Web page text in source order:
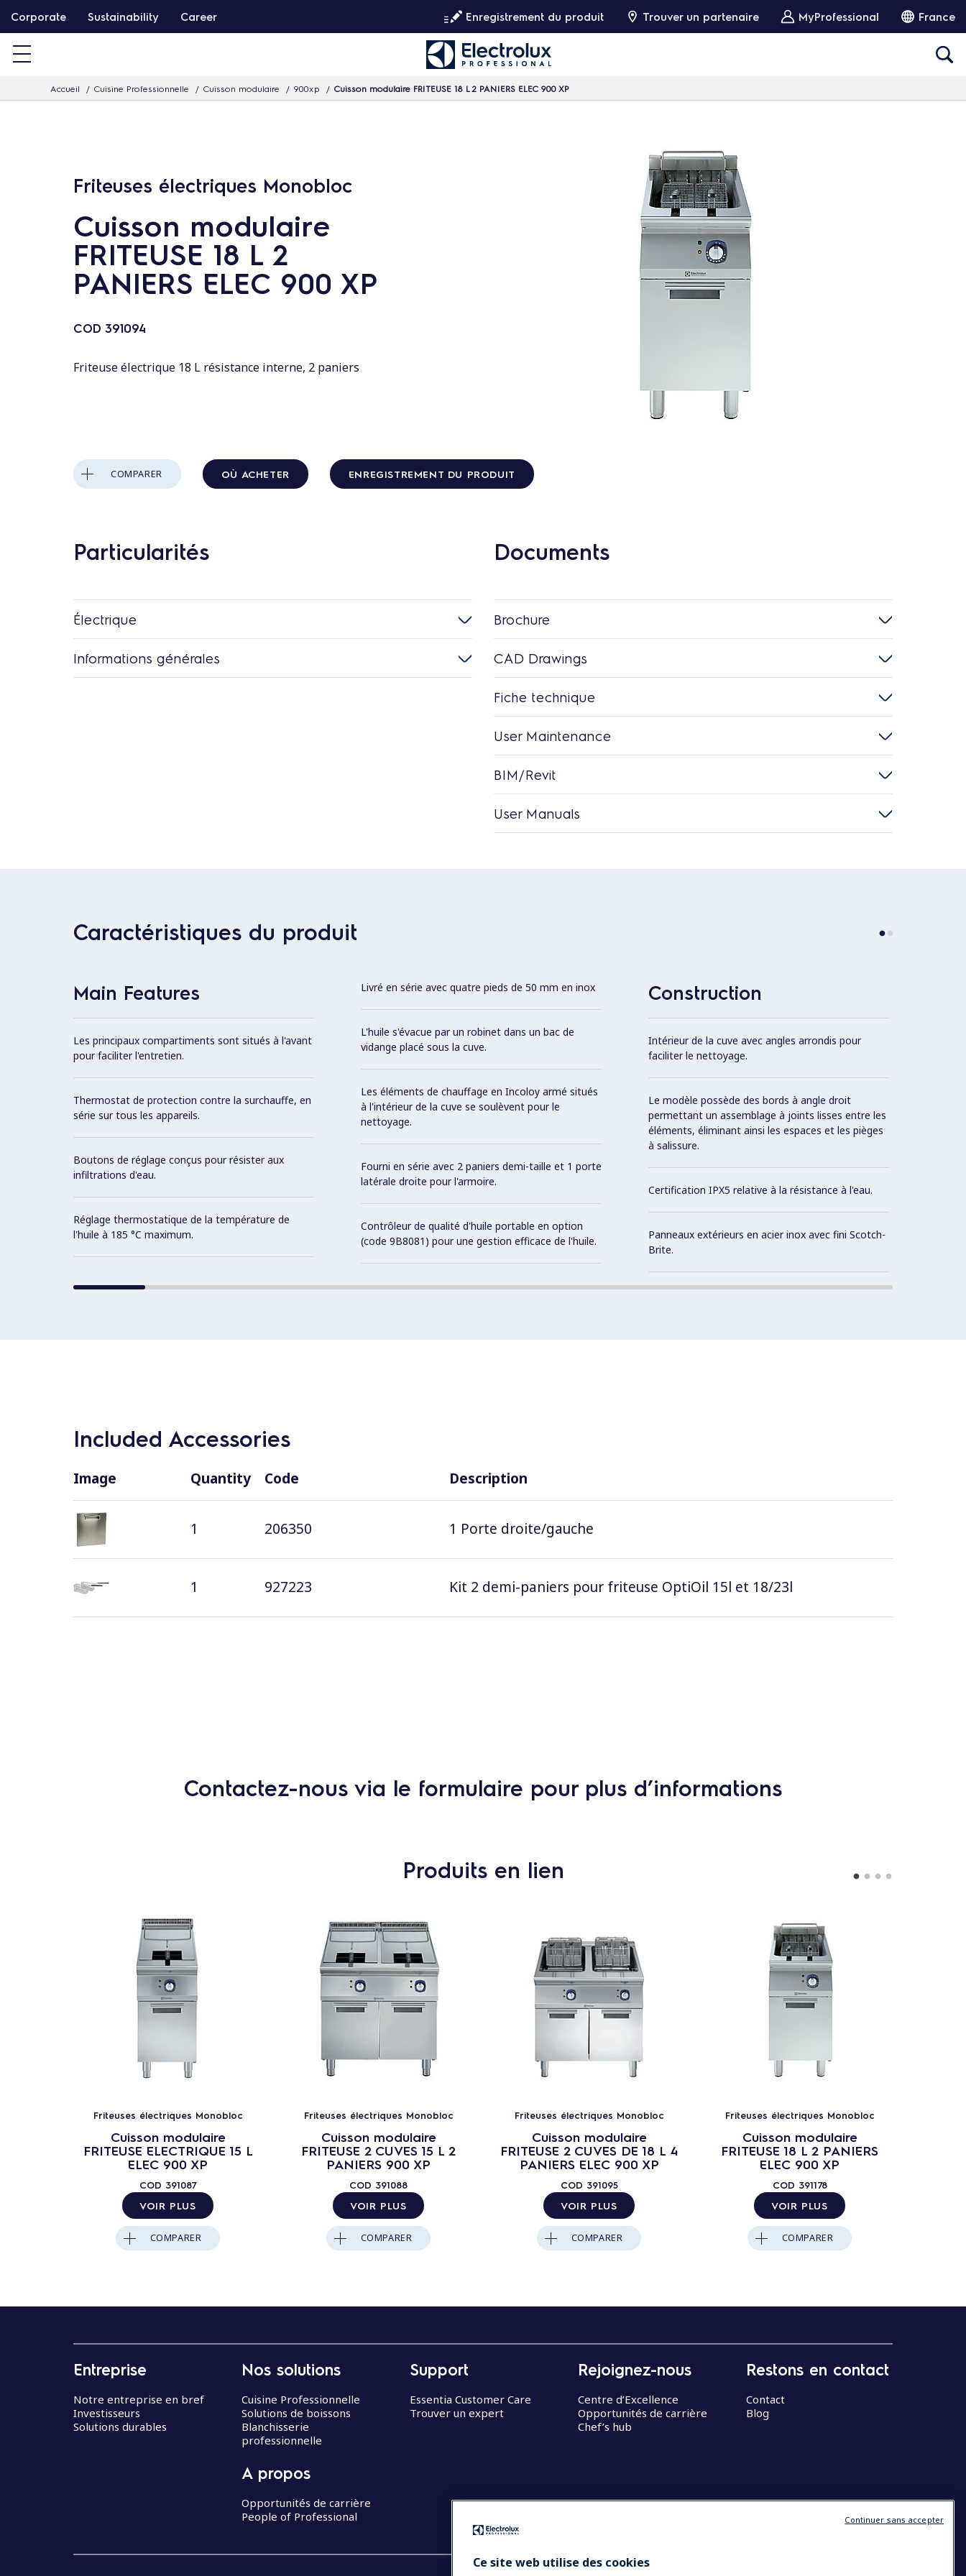
a
Corporate Sustainability Career Enregistrement du produit Trouver un partenaire MyProfessional France
Accueil Cuisine Professionnelle Cuisson modulaire 900xp Cuisson modulaire FRITEUSE 18 L 2 PANIERS ELEC 900 XP
Friteuses électriques Monobloc
Cuisson modulaire
FRITEUSE 18 L 2
PANIERS ELEC 900 XP
COD 391094
Friteuse électrique 18 L résistance interne, 2 paniers
COMPARER OÙ ACHETER ENREGISTREMENT DU PRODUIT
Particularités
Électrique
Informations générales
Documents
Brochure
CAD Drawings
Fiche technique
User Maintenance
BIM/Revit
User Manuals
Caractéristiques du produit
Main Features
Les principaux compartiments sont situés à l'avant
pour faciliter l'entretien.
Thermostat de protection contre la surchauffe, en
série sur tous les appareils.
Boutons de réglage conçus pour résister aux
infiltrations d'eau.
Réglage thermostatique de la température de
l'huile à 185 °C maximum.
Livré en série avec quatre pieds de 50 mm en inox
L'huile s'évacue par un robinet dans un bac de
vidange placé sous la cuve.
Les éléments de chauffage en Incoloy armé situés
à l'intérieur de la cuve se soulèvent pour le
nettoyage.
Fourni en série avec 2 paniers demi-taille et 1 porte
latérale droite pour l'armoire.
Contrôleur de qualité d'huile portable en option
(code 9B8081) pour une gestion efficace de l'huile.
Construction
Intérieur de la cuve avec angles arrondis pour
faciliter le nettoyage.
Le modèle possède des bords à angle droit
permettant un assemblage à joints lisses entre les
éléments, éliminant ainsi les espaces et les pièges
à salissure.
Certification IPX5 relative à la résistance à l'eau.
Panneaux extérieurs en acier inox avec fini Scotch-
Brite.
Included Accessories
Image Quantity Code Description
1 206350 1 Porte droite/gauche
1 927223 Kit 2 demi-paniers pour friteuse OptiOil 15l et 18/23l
Contactez-nous via le formulaire pour plus d’informations
Produits en lien
Friteuses électriques Monobloc
Cuisson modulaire
FRITEUSE ELECTRIQUE 15 L
ELEC 900 XP
COD 391087
VOIR PLUS
COMPARER
Friteuses électriques Monobloc
Cuisson modulaire
FRITEUSE 2 CUVES 15 L 2
PANIERS 900 XP
COD 391088
VOIR PLUS
COMPARER
Friteuses électriques Monobloc
Cuisson modulaire
FRITEUSE 2 CUVES DE 18 L 4
PANIERS ELEC 900 XP
COD 391095
VOIR PLUS
COMPARER
Friteuses électriques Monobloc
Cuisson modulaire
FRITEUSE 18 L 2 PANIERS
ELEC 900 XP
COD 391178
VOIR PLUS
COMPARER
Entreprise
Notre entreprise en bref
Investisseurs
Solutions durables
Nos solutions
Cuisine Professionnelle
Solutions de boissons
Blanchisserie
professionnelle
A propos
Opportunités de carrière
People of Professional
Support
Essentia Customer Care
Trouver un expert
Rejoignez-nous
Centre d’Excellence
Opportunités de carrière
Chef’s hub
Restons en contact
Contact
Blog
Ce site web utilise des cookies
Continuer sans accepter